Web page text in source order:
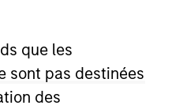
que les
sont pas destinées
des